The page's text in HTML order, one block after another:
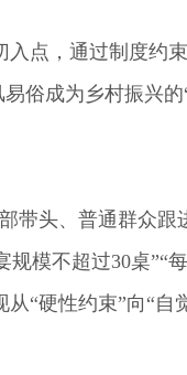
点，通过制度约
俗成为乡村振兴
头、普通群众跟
模不超过30桌”“
“硬性约束”向“自